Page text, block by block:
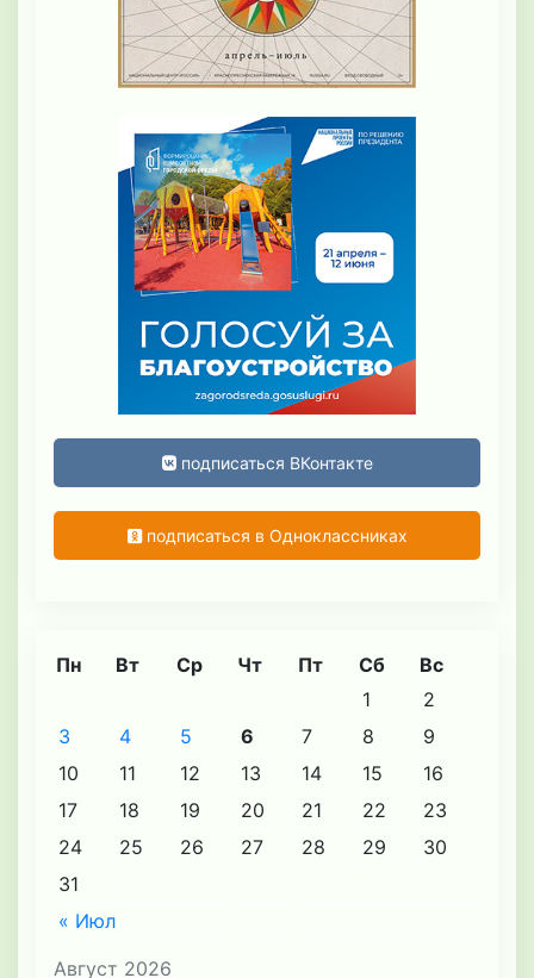
подписаться ВКонтакте
подписаться в Одноклассниках
Август 2026
Пн Вт Ср Чт Пт Сб Вс
« Июл
1
2
3
4 5 6 7 8
9
10
11 12 13 14 15
16
17
18 19 20 21 22
23
24
25 26 27 28 29
30
31